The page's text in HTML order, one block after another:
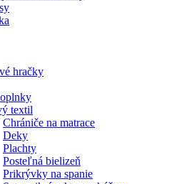
hračky
textil
Chrániče na matrace
Deky
Plachty
Posteľná bielizeň
Prikrývky na spanie